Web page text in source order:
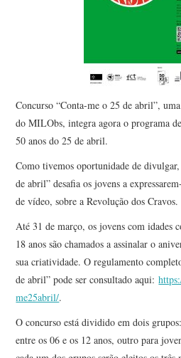
Concurso “Conta-me o 25 de abril”,
do MILObs, integra agora o programa
50 anos do 25 de abril.
Como tivemos oportunidade de
de abril” desafia os jovens a
de vídeo, sobre a Revolução dos Cravos.
Até 31 de março, os jovens com idades
18 anos são chamados a assinalar o
sua criatividade. O regulamento
de abril” pode ser consultado aqui:
me25abril/.
O concurso está dividido em dois
entre os 06 e os 12 anos, outro para